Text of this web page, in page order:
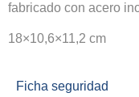
fabricado con acero
18×10,6×11,2 cm
Ficha seguridad